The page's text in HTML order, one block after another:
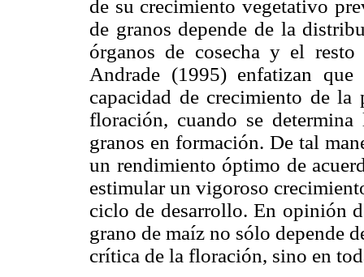
de su crecimiento vegetativo
de granos depende de la
órganos de cosecha y el
Andrade (1995) enfatizan
capacidad de crecimiento de
floración, cuando se
granos en formación. De tal
un rendimiento óptimo de
estimular un vigoroso
ciclo de desarrollo. En opinión
grano de maíz no sólo depende
crítica de la floración, sino en